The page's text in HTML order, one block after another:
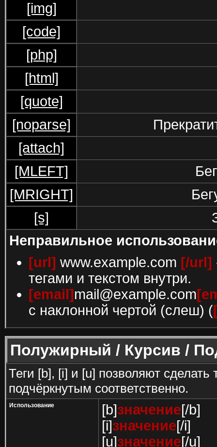
[img]
[code]
[php]
[html]
[quote]
[noparse]
[attach]
[MLEFT]
[MRIGHT]
[s]
Неправильное
[url] www.example.com [/url]
тегами и текстом внутри.
[email]mail@example.com
с наклонной чертой (слеш) (
Полужирный / Курсив /
Теги [b], [i] и [u] позволяют
подчёркнутым соответственно.
Использование [b]значение[/b]
[i]значение[/i]
[u]значение[/u]